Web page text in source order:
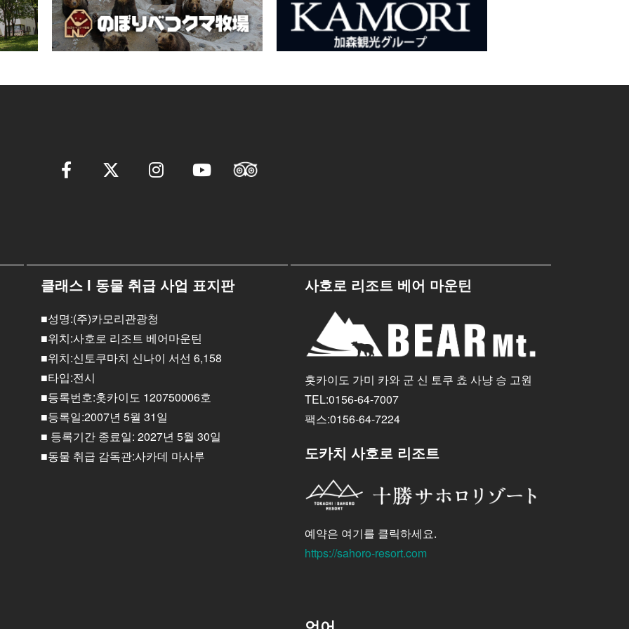
클래스 I 동물 취급 사업 표지판
■성명:(주)카모리관광청
■위치:사호로 리조트 베어마운틴
■위치:신토쿠마치 신나이 서선 6,158
■타입:전시
■등록번호:홋카이도 120750006호
■등록일:2007년 5월 31일
■ 등록기간 종료일: 2027년 5월 30일
■동물 취급 감독관:사카데 마사루
사호로 리조트 베어 마운틴
홋카이도 가미 카와 군 신 토쿠 쵸 사냥 승 고원
TEL:0156-64-7007
팩스:0156-64-7224
도카치 사호로 리조트
예약은 여기를 클릭하세요.
https://sahoro-resort.com